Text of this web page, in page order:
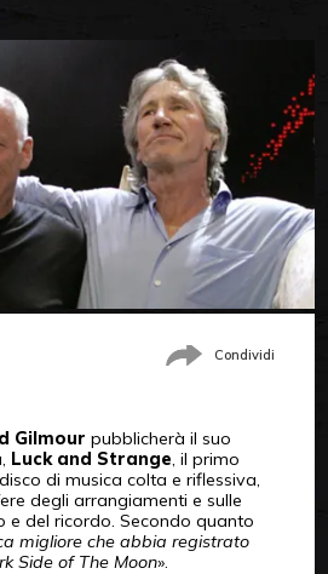
Condividi
Gilmour pubblicherà il suo
Luck and Strange, il primo
di musica colta e riflessiva,
degli arrangiamenti e sulle
e del ricordo. Secondo quanto
migliore che abbia registrato
Side of The Moon».